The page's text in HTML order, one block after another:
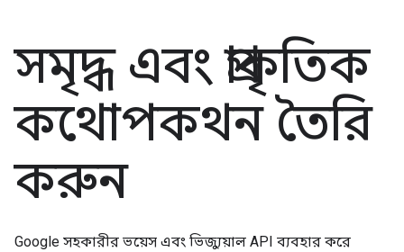
সমৃদ্ধ এবং প্রাকৃতিক
কথোপকথন তৈরি
করুন
Google সহকারীর ভয়েস এবং ভিজ্যুয়াল API ব্যবহার করে